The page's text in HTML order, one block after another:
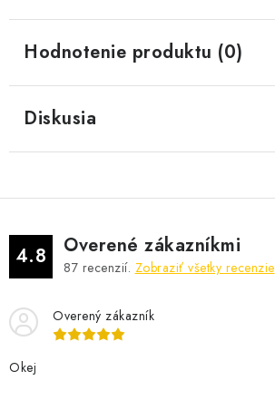
Hodnotenie produktu (0)
Diskusia
4.8 Overené zákazníkmi
87 recenzií. Zobraziť všetky recenzie
Overený zákazník
Okej